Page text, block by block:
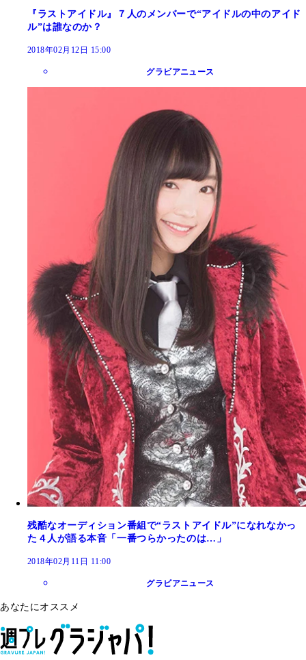
『ラストアイドル』７人のメンバーで“アイドルの中のアイド
ル”は誰なのか？
2018年02月12日 15:00
グラビアニュース
残酷なオーディション番組で“ラストアイドル”になれなかっ
た４人が語る本音「一番つらかったのは…」
2018年02月11日 11:00
グラビアニュース
あなたにオススメ